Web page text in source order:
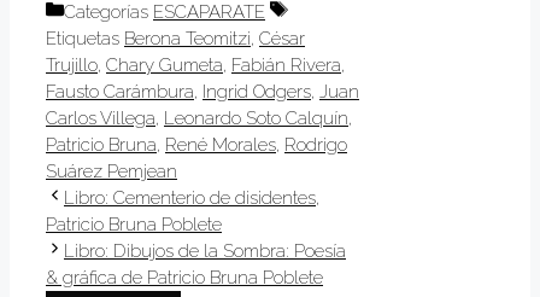
Categorías ESCAPARATE
Etiquetas Berona Teomitzi, César
Trujillo, Chary Gumeta, Fabián Rivera,
Fausto Carámbura, Ingrid Odgers, Juan
Carlos Villega, Leonardo Soto Calquín,
Patricio Bruna, René Morales, Rodrigo
Suárez Pemjean
Libro: Cementerio de disidentes,
Patricio Bruna Poblete
Libro: Dibujos de la Sombra: Poesía
& gráfica de Patricio Bruna Poblete